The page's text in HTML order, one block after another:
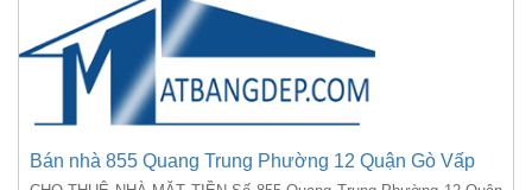
Bán nhà 855 Quang Trung Phường 12 Quận Gò Vấp